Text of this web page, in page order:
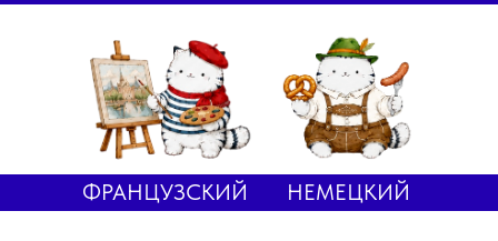
ФРАНЦУЗСКИЙ НЕМЕЦКИЙ